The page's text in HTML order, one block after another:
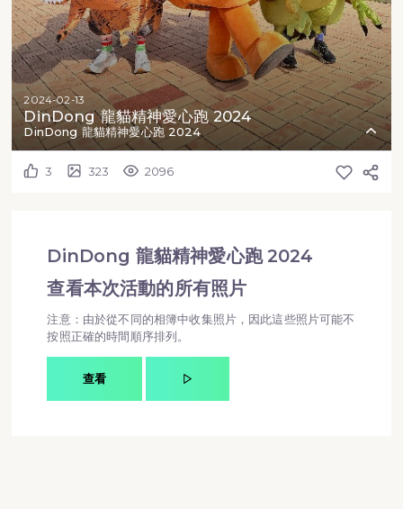
2024-02-13
DinDong 龍貓精神愛心跑 2024
DinDong 龍貓精神愛心跑 2024
3 323 2096
DinDong 龍貓精神愛心跑 2024
查看本次活動的所有照片
注意：由於從不同的相簿中收集照片，因此這些照片可能不
按照正確的時間順序排列。
查看